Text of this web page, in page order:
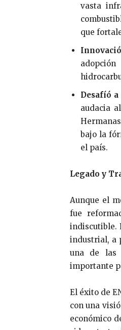
vasta
que
Desafíó
audacia
bajo la
el país.
Legado y
Aunque el
fue
indiscutible.
industrial, a
una de las
importante
El éxito de
con una
económico